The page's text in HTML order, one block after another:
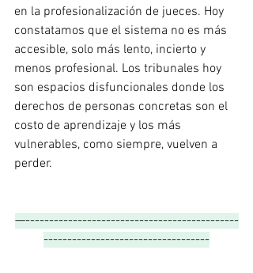
en la profesionalización de jueces. Hoy
constatamos que el sistema no es más
accesible, solo más lento, incierto y
menos profesional. Los tribunales hoy
son espacios disfuncionales donde los
derechos de personas concretas son el
costo de aprendizaje y los más
vulnerables, como siempre, vuelven a
perder.
—---------------------------------------------
-----------------------------------